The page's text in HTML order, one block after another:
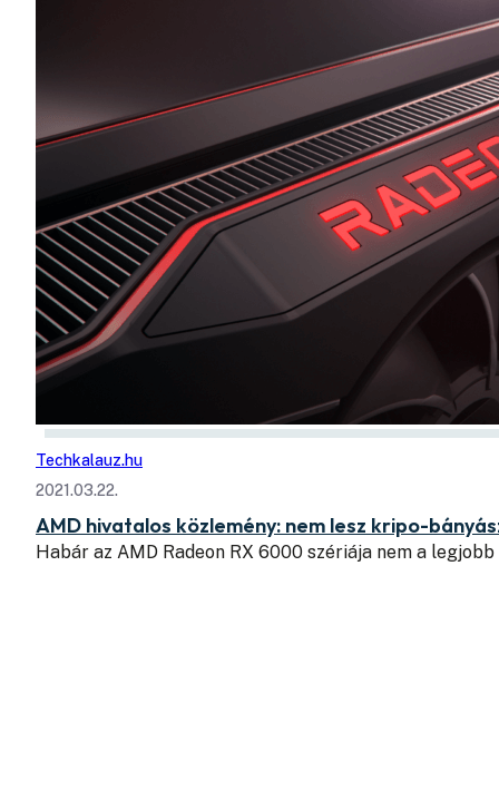
Techkalauz.hu
2021.03.22.
AMD hivatalos közlemény: nem lesz kripo-
Habár az AMD Radeon RX 6000 szériája nem a